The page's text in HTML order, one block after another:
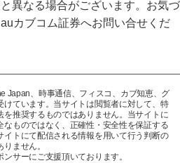
異なる場合がございます。お気づ
カブコム証券へお問い合せくだ
Japan、時事通信、フィスコ、カブ知恵、グ
けています。当サイトは閲覧者に対して、特
を推奨するものではありません。当サイトに
ものではなく、正確性・安全性を保証する
イトにて配信される情報を用いて行う判断の
ません。
サーにご支援頂いております。